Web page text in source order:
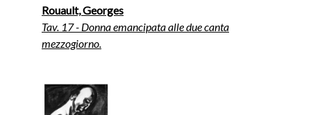
Rouault, Georges
Tav. 17 - Donna emancipata alle due canta
mezzogiorno.